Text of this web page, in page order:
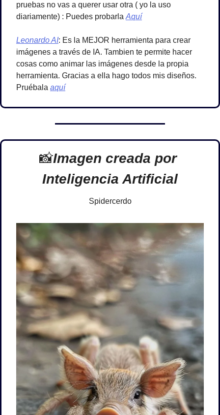
pruebas no vas a querer usar otra ( yo la uso
diariamente) : Puedes probarla Aquí
Leonardo AI: Es la MEJOR herramienta para crear
imágenes a través de IA. Tambien te permite hacer
cosas como animar las imágenes desde la propia
herramienta. Gracias a ella hago todos mis diseños.
Pruébala aquí
📸Imagen creada por
Inteligencia Artificial
Spidercerdo